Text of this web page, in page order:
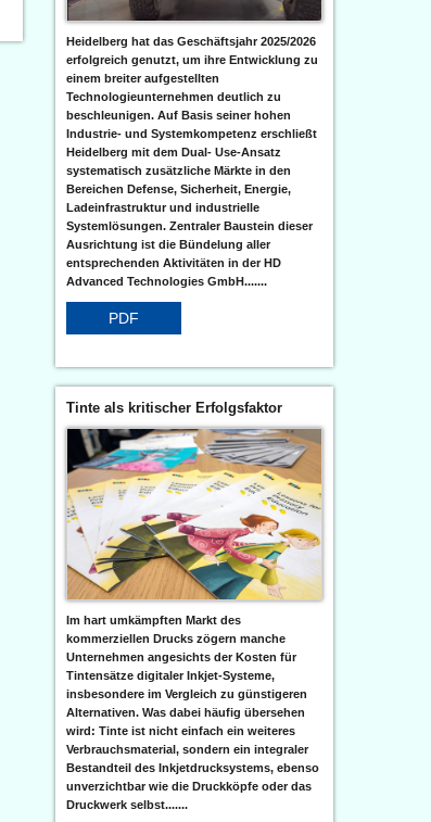
Heidelberg hat das Geschäftsjahr 2025/2026
erfolgreich genutzt, um ihre Entwicklung zu
einem breiter aufgestellten
Technologieunternehmen deutlich zu
beschleunigen. Auf Basis seiner hohen
Industrie- und Systemkompetenz erschließt
Heidelberg mit dem Dual- Use-Ansatz
systematisch zusätzliche Märkte in den
Bereichen Defense, Sicherheit, Energie,
Ladeinfrastruktur und industrielle
Systemlösungen. Zentraler Baustein dieser
Ausrichtung ist die Bündelung aller
entsprechenden Aktivitäten in der HD
Advanced Technologies GmbH.......
PDF
Tinte als kritischer Erfolgsfaktor
Im hart umkämpften Markt des
kommerziellen Drucks zögern manche
Unternehmen angesichts der Kosten für
Tintensätze digitaler Inkjet-Systeme,
insbesondere im Vergleich zu günstigeren
Alternativen. Was dabei häufig übersehen
wird: Tinte ist nicht einfach ein weiteres
Verbrauchsmaterial, sondern ein integraler
Bestandteil des Inkjetdrucksystems, ebenso
unverzichtbar wie die Druckköpfe oder das
Druckwerk selbst.......